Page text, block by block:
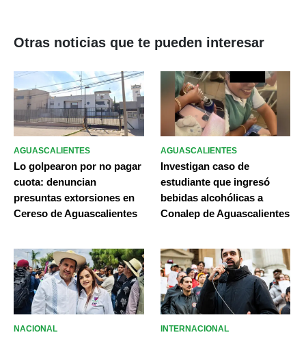
Otras noticias que te pueden interesar
AGUASCALIENTES
Lo golpearon por no pagar
cuota: denuncian
presuntas extorsiones en
Cereso de Aguascalientes
AGUASCALIENTES
Investigan caso de
estudiante que ingresó
bebidas alcohólicas a
Conalep de Aguascalientes
NACIONAL INTERNACIONAL